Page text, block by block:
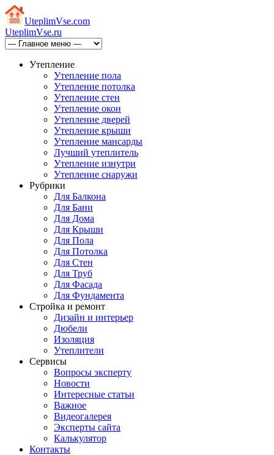
UteplimVse.com
UteplimVse.ru
Утепление
Утепление пола
Утепление потолка
Утепление стен
Утепление окон
Утепление дверей
Утепление крыши
Утепление мансарды
Лучший утеплитель
Утепление изнутри
Утепление снаружи
Рубрики
Для Балкона
Для Бани
Для Дома
Для Крыши
Для Пола
Для Потолка
Для Стен
Для Труб
Для Фасада
Для Фундамента
Стройка и ремонт
Дизайн и интерьер
Дюбели
Изоляция
Утеплители
Сервисы
Вопросы эксперту
Новости
Интересные статьи
Важное
Видеогалерея
Эксперты сайта
Калькулятор
Контакты